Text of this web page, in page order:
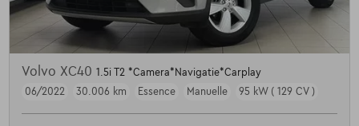
Volvo XC40 1.5i T2 *Camera*Navigatie*Carplay
06/2022
30.006 km Essence Manuelle 95 kW ( 129 CV )